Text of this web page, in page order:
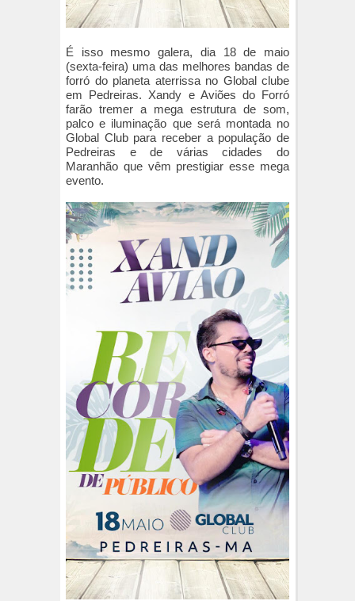
É isso mesmo galera, dia 18 de maio
(sexta-feira) uma das melhores bandas de
forró do planeta aterrissa no Global clube
em Pedreiras. Xandy e Aviões do Forró
farão tremer a mega estrutura de som,
palco e iluminação que será montada no
Global Club para receber a população de
Pedreiras e de várias cidades do
Maranhão que vêm prestigiar esse mega
evento.